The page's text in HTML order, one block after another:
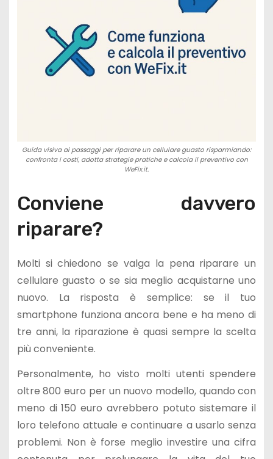
Guida visiva ai passaggi per riparare un cellulare guasto risparmiando:
confronta i costi, adotta strategie pratiche e calcola il preventivo con
WeFix.it.
Conviene davvero
riparare?
Molti si chiedono se valga la pena riparare un
cellulare guasto o se sia meglio acquistarne uno
nuovo. La risposta è semplice: se il tuo
smartphone funziona ancora bene e ha meno di
tre anni, la riparazione è quasi sempre la scelta
più conveniente.
Personalmente, ho visto molti utenti spendere
oltre 800 euro per un nuovo modello, quando con
meno di 150 euro avrebbero potuto sistemare il
loro telefono attuale e continuare a usarlo senza
problemi. Non è forse meglio investire una cifra